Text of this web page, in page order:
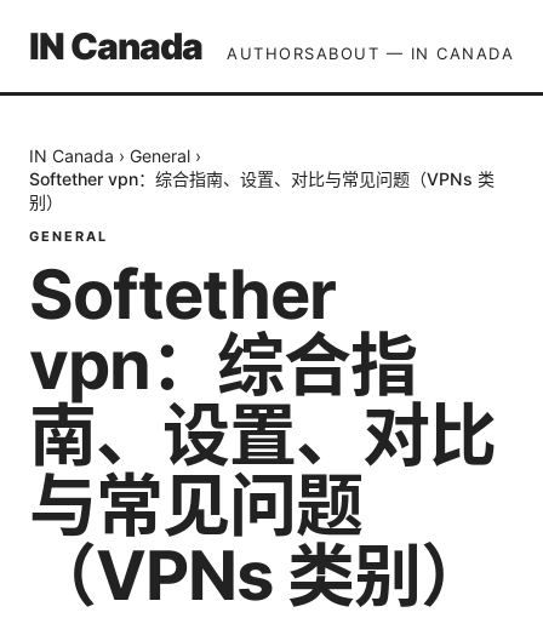
IN Canada AUTHORSABOUT — IN CANADA
IN Canada › General ›
Softether vpn：综合指南、设置、对比与常见问题（VPNs 类
别）
GENERAL
Softether
vpn：综合指
南、设置、对比
与常见问题
（VPNs 类别）